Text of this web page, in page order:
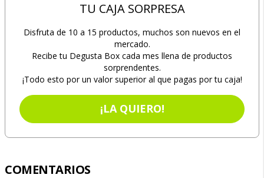
TU CAJA SORPRESA
Disfruta de 10 a 15 productos, muchos son nuevos en el
mercado.
Recibe tu Degusta Box cada mes llena de productos
sorprendentes.
¡Todo esto por un valor superior al que pagas por tu caja!
¡LA QUIERO!
COMENTARIOS